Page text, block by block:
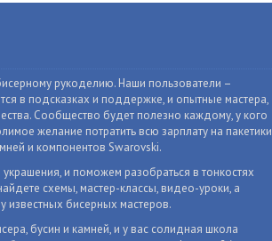
рукоделию. Наши пользователи –
в подсказках и поддержке, и опытные мастера,
Сообщество будет полезно каждому, у кого
желание потратить всю зарплату на пакетики
и компонентов Swarovski.
и поможем разобраться в тонкостях
схемы, мастер-классы, видео-уроки, а
известных бисерных мастеров.
бусин и камней, и у вас солидная школа